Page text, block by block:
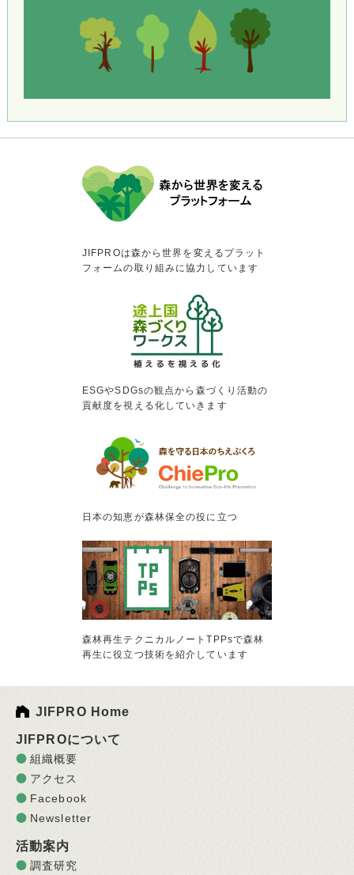
JIFPROは森から世界を変えるプラット
フォームの取り組みに協力しています
ESGやSDGsの観点から森づくり活動の
貢献度を視える化していきます
日本の知恵が森林保全の役に立つ
森林再生テクニカルノートTPPsで森林
再生に役立つ技術を紹介しています
JIFPRO Home
JIFPROについて
組織概要
アクセス
Facebook
Newsletter
活動案内
調査研究